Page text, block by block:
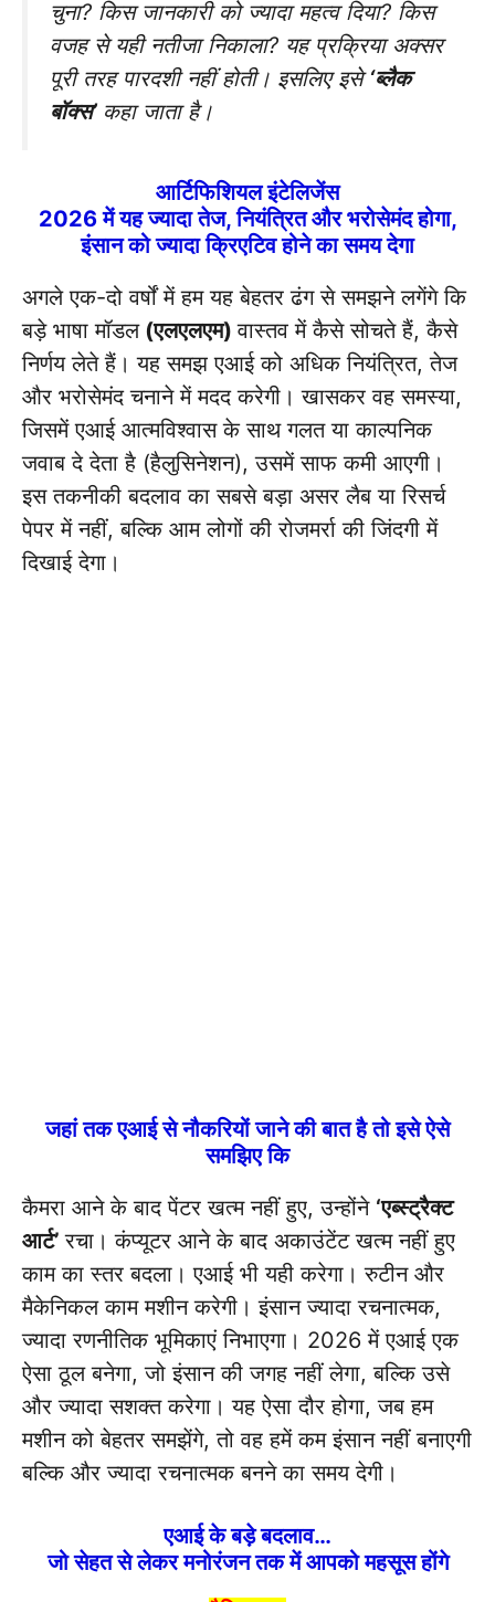
चुना? किस जानकारी को ज्यादा महत्व दिया? किस
वजह से यही नतीजा निकाला? यह प्रक्रिया अक्सर
पूरी तरह पारदशी नहीं होती। इसलिए इसे‘ब्लैक
बॉक्स’ कहा जाता है।
आर्टिफिशियल इंटेलिजेंस
2026 में यह ज्यादा तेज, नियंत्रित और भरोसेमंद होगा,
इंसान को ज्यादा क्रिएटिव होने का समय देगा
अगले एक-दो वर्षों में हम यह बेहतर ढंग से समझने लगेंगे कि
बड़े भाषा मॉडल(एलएलएम)वास्तव में कैसे सोचते हैं, कैसे
निर्णय लेते हैं। यह समझ एआई को अधिक नियंत्रित, तेज
और भरोसेमंद चनाने में मदद करेगी। खासकर वह समस्या,
जिसमें एआई आत्मविश्वास के साथ गलत या काल्पनिक
जवाब दे देता है (हैलुसिनेशन), उसमें साफ कमी आएगी।
इस तकनीकी बदलाव का सबसे बड़ा असर लैब या रिसर्च
पेपर में नहीं, बल्कि आम लोगों की रोजमर्रा की जिंदगी में
दिखाई देगा।
जहां तक एआई से नौकरियों जाने की बात है तो इसे ऐसे
समझिए कि
कैमरा आने के बाद पेंटर खत्म नहीं हुए, उन्होंने ‘एब्स्ट्रैक्ट
आर्ट’रचा। कंप्यूटर आने के बाद अकाउंटेंट खत्म नहीं हुए
काम का स्तर बदला। एआई भी यही करेगा। रुटीन और
मैकेनिकल काम मशीन करेगी। इंसान ज्यादा रचनात्मक,
ज्यादा रणनीतिक भूमिकाएं निभाएगा। 2026 में एआई एक
ऐसा ठूल बनेगा, जो इंसान की जगह नहीं लेगा, बल्कि उसे
और ज्यादा सशक्त करेगा। यह ऐसा दौर होगा, जब हम
मशीन को बेहतर समझेंगे, तो वह हमें कम इंसान नहीं बनाएगी
बल्कि और ज्यादा रचनात्मक बनने का समय देगी।
एआई के बड़े बदलाव…
जो सेहत से लेकर मनोरंजन तक में आपको महसूस होंगे